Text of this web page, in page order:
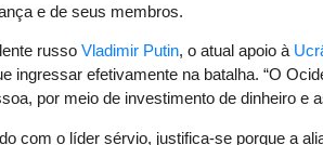
e de seus membros.
russo Vladimir Putin, o atual apoio à
ingressar efetivamente na batalha. “O
por meio de investimento de dinheiro e
com o líder sérvio, justifica-se porque a